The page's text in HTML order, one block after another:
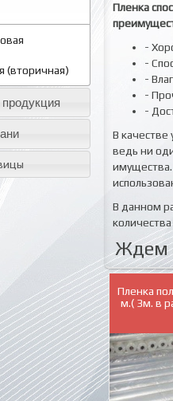
(вторичная)
Пленка
-
-
-
-
-
В качестве
ведь ни
имущества.
В данном
Ждем
Пленка
м.( 3м. в